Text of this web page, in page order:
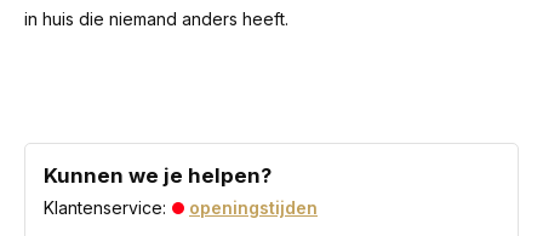
in huis die niemand anders heeft.
Kunnen we je helpen?
Klantenservice: openingstijden